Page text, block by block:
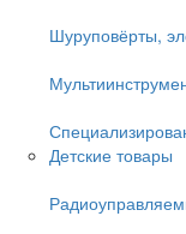
Шуруповёрты,
Детские товары